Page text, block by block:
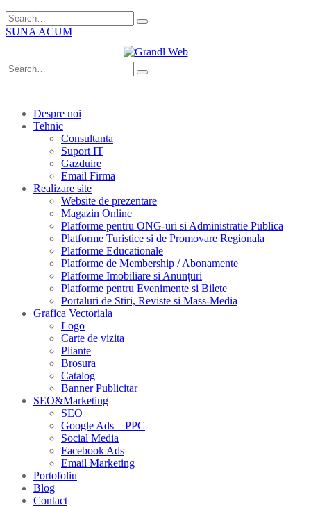
SUNA ACUM
Despre noi
Tehnic
Consultanta
Suport IT
Gazduire
Email Firma
Realizare site
Website de prezentare
Magazin Online
Platforme pentru ONG-uri si Administratie Publica
Platforme Turistice si de Promovare Regionala
Platforme Educationale
Platforme de Membership / Abonamente
Platforme Imobiliare si Anunțuri
Platforme pentru Evenimente si Bilete
Portaluri de Stiri, Reviste si Mass-Media
Grafica Vectoriala
Logo
Carte de vizita
Pliante
Brosura
Catalog
Banner Publicitar
SEO&Marketing
SEO
Google Ads – PPC
Social Media
Facebook Ads
Email Marketing
Portofoliu
Blog
Contact